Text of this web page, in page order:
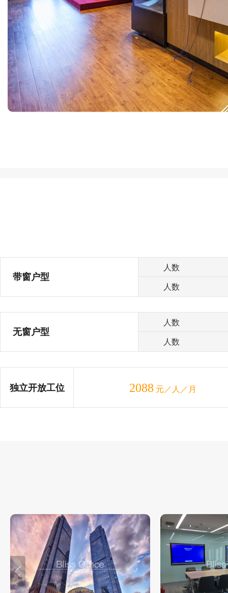
带窗户型
人数
人数
无窗户型
人数
人数
独立开放工位 2088 元／人／月